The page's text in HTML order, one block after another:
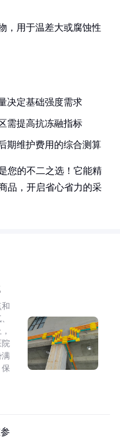
，用于温差大或腐蚀性
决定基础强度需求
需提高抗冻融指标
期维护费用的综合测算
您的不二之选！它能精
品，开启省心省力的采
院
满